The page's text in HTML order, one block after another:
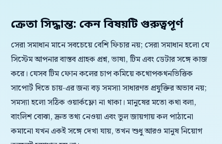
ক্রেতা সিদ্ধান্ত: কেন বিষয়টি গুরুত্বপূর্ণ
সেরা সমাধান মানে সবচেয়ে বেশি ফিচার নয়; সেরা সমাধান হলো যে
সিস্টেম আপনার বাস্তব গ্রাহক প্রশ্ন, ভাষা, টিম এবং ডেটার সঙ্গে কাজ
করে। যেসব টিম ফোন কলের চাপ কমিয়ে কথোপকথনভিত্তিক
সাপোর্ট দিতে চায়-এর জন্য বড় সমস্যা সাধারণত প্রযুক্তির অভাব নয়;
সমস্যা হলো সঠিক ওয়ার্কফ্লো না থাকা। মানুষের মতো কথা বলা,
বাংলিশ বোঝা, দ্রুত তথ্য নেওয়া এবং ভুল জায়গায় কল পাঠানো
কমানো যখন একই সঙ্গে দেখা যায়, তখন শুধু আরও মানুষ নিয়োগ